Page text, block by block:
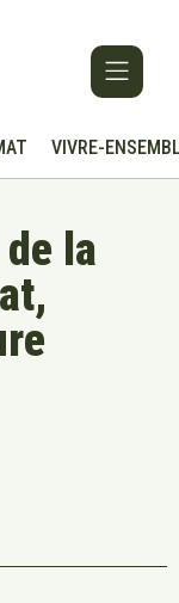
VIVRE-
la